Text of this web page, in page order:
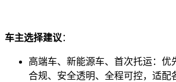
车主选择建议 ：
高端车、新能源车、首次托运：优
合规、安全透明、全程可控，适配